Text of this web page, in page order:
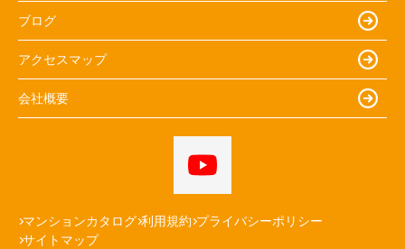
ブログ
アクセスマップ
会社概要
マンションカタログ 利用規約 プライバシーポリシー
サイトマップ